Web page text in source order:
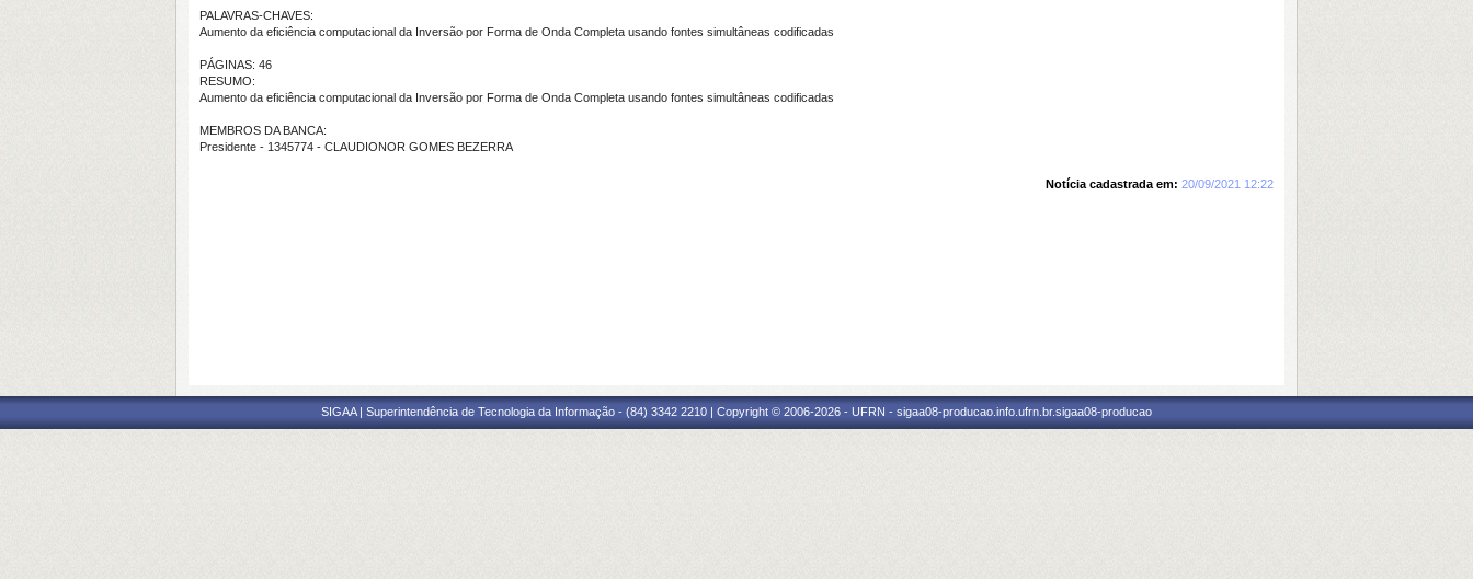
PALAVRAS-CHAVES:
Aumento da eficiência computacional da Inversão por Forma de Onda Completa usando fontes simultâneas codificadas
PÁGINAS: 46
RESUMO:
Aumento da eficiência computacional da Inversão por Forma de Onda Completa usando fontes simultâneas codificadas
MEMBROS DA BANCA:
Presidente - 1345774 - CLAUDIONOR GOMES BEZERRA
Notícia cadastrada em: 20/09/2021 12:22
SIGAA | Superintendência de Tecnologia da Informação - (84) 3342 2210 | Copyright © 2006-2026 - UFRN - sigaa08-producao.info.ufrn.br.sigaa08-producao